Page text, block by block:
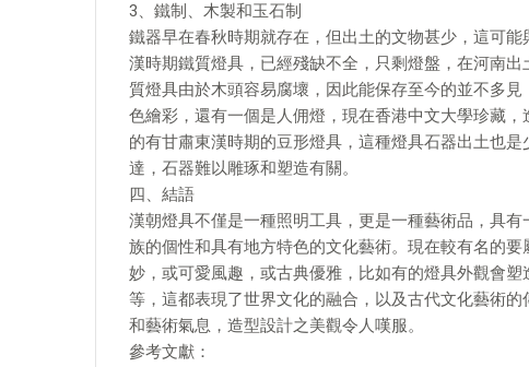
3、鐵制、木製和玉石制
鐵器早在春秋時期就存在，但出土的文物甚少，這可
漢時期鐵質燈具，已經殘缺不全，只剩燈盤，在河南
質燈具由於木頭容易腐壞，因此能保存至今的並不多
色繪彩，還有一個是人佣燈，現在香港中文大學珍藏
的有甘肅東漢時期的豆形燈具，這種燈具石器出土也
達，石器難以雕琢和塑造有關。
四、結語
漢朝燈具不僅是一種照明工具，更是一種藝術品，具
族的個性和具有地方特色的文化藝術。現在較有名的
妙，或可愛風趣，或古典優雅，比如有的燈具外觀會
等，這都表現了世界文化的融合，以及古代文化藝術
和藝術氣息，造型設計之美觀令人嘆服。
參考文獻：